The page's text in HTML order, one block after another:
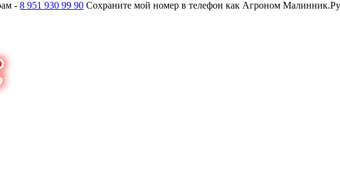
- 8 951 930 99 90 Сохраните мой номер в телефон как Агроном